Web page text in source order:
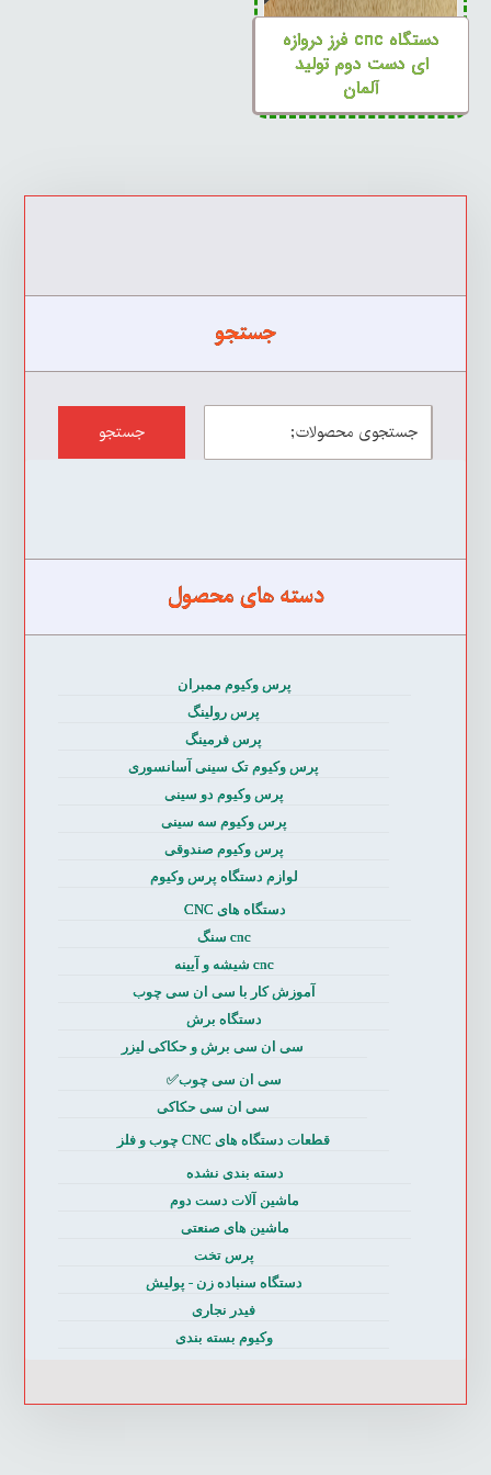
دستگاه cnc فرز دروازه
ای دست دوم تولید
آلمان
جستجو
جستجو
دسته های محصول
پرس وکیوم ممبران
پرس رولینگ
پرس فرمینگ
پرس وکیوم تک سینی آسانسوری
پرس وکیوم دو سینی
پرس وکیوم سه سینی
پرس وکیوم صندوقی
لوازم دستگاه پرس وکیوم
دستگاه های CNC
cnc سنگ
cnc شیشه و آیینه
آموزش کار با سی ان سی چوب
دستگاه برش
سی ان سی برش و حکاکی لیزر
سی ان سی چوب✅
سی ان سی حکاکی
قطعات دستگاه های CNC چوب و فلز
دسته بندی نشده
ماشین آلات دست دوم
ماشین های صنعتی
پرس تخت
دستگاه سنباده زن - پولیش
فیدر نجاری
وکیوم بسته بندی